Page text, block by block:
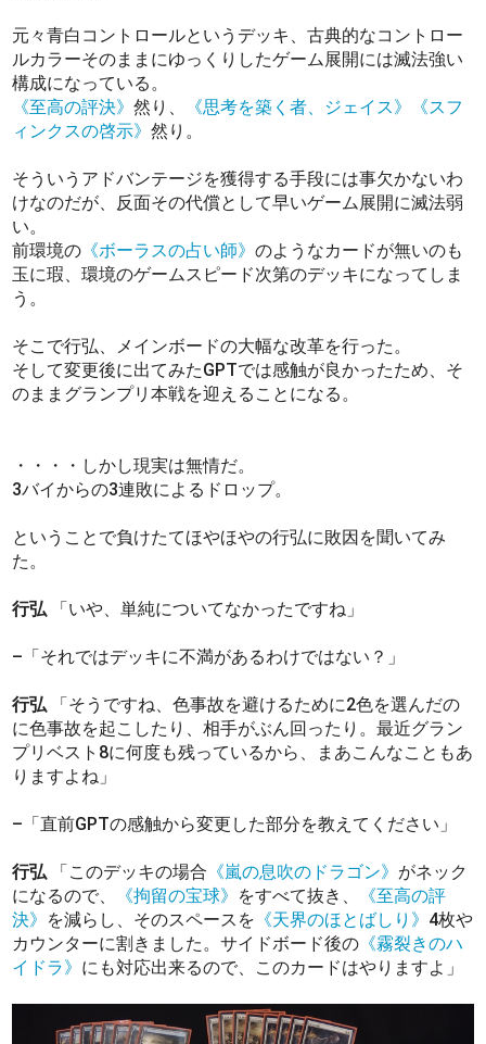
元々青白コントロールというデッキ、古典的なコントロー
ルカラーそのままにゆっくりしたゲーム展開には滅法強い
構成になっている。
《至高の評決》然り、 《思考を築く者、ジェイス》
《スフ
ィンクスの啓示》然り。
そういうアドバンテージを獲得する手段には事欠かないわ
けなのだが、反面その代償として早いゲーム展開に滅法弱
い。
前環境の 《ボーラスの占い師》のようなカードが無いのも
玉に瑕、環境のゲームスピード次第のデッキになってしま
う。
そこで行弘、メインボードの大幅な改革を行った。
そして変更後に出てみたGPTでは感触が良かったため、そ
のままグランプリ本戦を迎えることになる。
・・・・しかし現実は無情だ。
3バイからの3連敗によるドロップ。
ということで負けたてほやほやの行弘に敗因を聞いてみ
た。
行弘 「いや、単純についてなかったですね」
–「それではデッキに不満があるわけではない？」
行弘 「そうですね、色事故を避けるために2色を選んだの
に色事故を起こしたり、相手がぶん回ったり。最近グラン
プリベスト8に何度も残っているから、まあこんなこともあ
りますよね」
–「直前GPTの感触から変更した部分を教えてください」
行弘 「このデッキの場合 《嵐の息吹のドラゴン》 がネック
になるので、
《拘留の宝球》 をすべて抜き、
《至高の評
決》 を減らし、そのスペースを 《天界のほとばしり》 4枚や
カウンターに割きました。サイドボード後の 《霧裂きのハ
イドラ》 にも対応出来るので、このカードはやりますよ」